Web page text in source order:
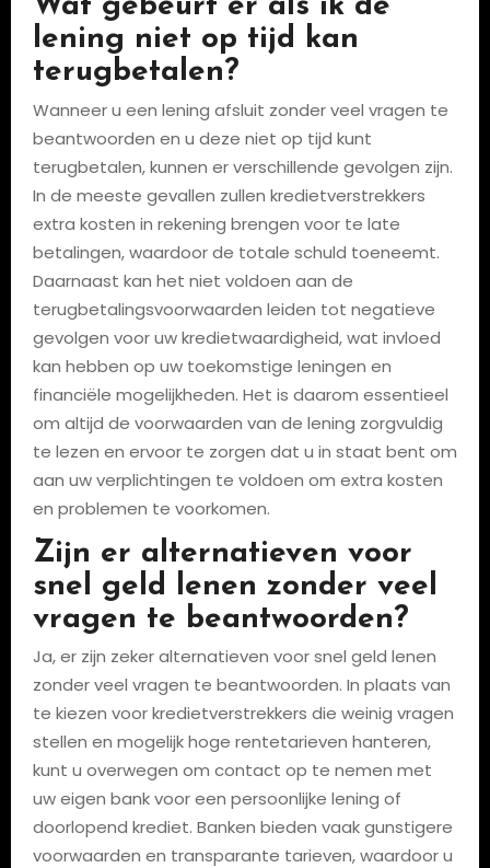
Wat gebeurt er als ik de
lening niet op tijd kan
terugbetalen?
Wanneer u een lening afsluit zonder veel vragen te
beantwoorden en u deze niet op tijd kunt
terugbetalen, kunnen er verschillende gevolgen zijn.
In de meeste gevallen zullen kredietverstrekkers
extra kosten in rekening brengen voor te late
betalingen, waardoor de totale schuld toeneemt.
Daarnaast kan het niet voldoen aan de
terugbetalingsvoorwaarden leiden tot negatieve
gevolgen voor uw kredietwaardigheid, wat invloed
kan hebben op uw toekomstige leningen en
financiële mogelijkheden. Het is daarom essentieel
om altijd de voorwaarden van de lening zorgvuldig
te lezen en ervoor te zorgen dat u in staat bent om
aan uw verplichtingen te voldoen om extra kosten
en problemen te voorkomen.
Zijn er alternatieven voor
snel geld lenen zonder veel
vragen te beantwoorden?
Ja, er zijn zeker alternatieven voor snel geld lenen
zonder veel vragen te beantwoorden. In plaats van
te kiezen voor kredietverstrekkers die weinig vragen
stellen en mogelijk hoge rentetarieven hanteren,
kunt u overwegen om contact op te nemen met
uw eigen bank voor een persoonlijke lening of
doorlopend krediet. Banken bieden vaak gunstigere
voorwaarden en transparante tarieven, waardoor u